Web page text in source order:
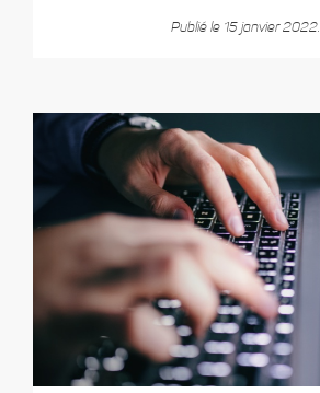
Publié le 15 janvier 2022.